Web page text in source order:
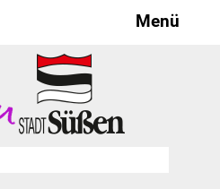
Menü
Stadt & Politik
Bürgermeister